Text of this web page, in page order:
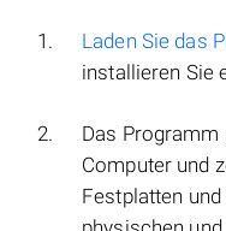
Laden Sie das
installieren Sie
Das
Computer und
Festplatten